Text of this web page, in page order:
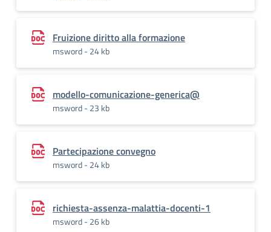
Fruizione diritto alla formazione
msword - 24 kb
modello-comunicazione-generica@
msword - 23 kb
Partecipazione convegno
msword - 24 kb
richiesta-assenza-malattia-docenti-1
msword - 26 kb